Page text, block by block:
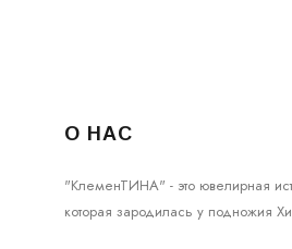
О НАС
"КлеменТИНА" - это ювелирная
которая зародилась у подножия